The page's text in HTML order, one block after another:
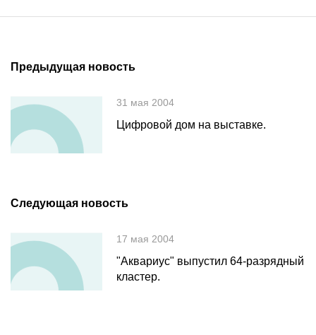
Предыдущая новость
31 мая 2004
Цифровой дом на выставке.
Следующая новость
17 мая 2004
"Аквариус" выпустил 64-разрядный
кластер.